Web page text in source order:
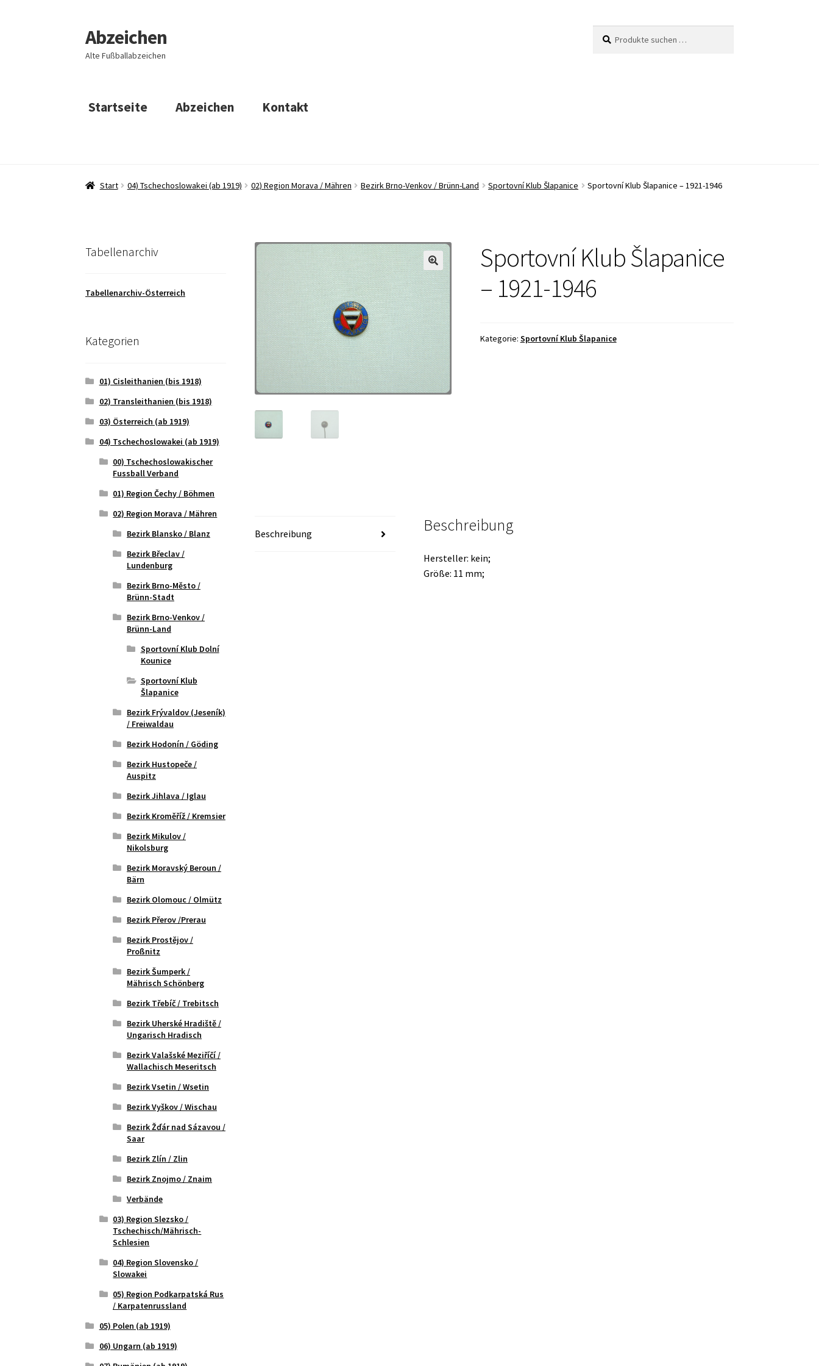
Zur
Navigation
springen
Zum
Inhalt
springen
Abzeichen
Alte Fußballabzeichen
nach:
Startseite Abzeichen Kontakt
Start 04) Tschechoslowakei (ab 1919) 02) Region Morava / Mähren Bezirk Brno-Venkov / Brünn-Land Sportovní Klub Šlapanice Sportovní Klub Šlapanice – 1921-1946
Sportovní Klub Šlapanice
– 1921-1946
Kategorie: Sportovní Klub Šlapanice
Beschreibung Beschreibung
Hersteller: kein;
Größe: 11 mm;
Tabellenarchiv
Tabellenarchiv-Österreich
Kategorien
01) Cisleithanien (bis 1918)
02) Transleithanien (bis 1918)
03) Österreich (ab 1919)
04) Tschechoslowakei (ab 1919)
00) Tschechoslowakischer
Fussball Verband
01) Region Čechy / Böhmen
02) Region Morava / Mähren
Bezirk Blansko / Blanz
Bezirk Břeclav /
Lundenburg
Bezirk Brno-Město /
Brünn-Stadt
Bezirk Brno-Venkov /
Brünn-Land
Sportovní Klub Dolní
Kounice
Sportovní Klub
Šlapanice
Bezirk Frývaldov (Jeseník)
/ Freiwaldau
Bezirk Hodonín / Göding
Bezirk Hustopeče /
Auspitz
Bezirk Jihlava / Iglau
Bezirk Kroměříž / Kremsier
Bezirk Mikulov /
Nikolsburg
Bezirk Moravský Beroun /
Bärn
Bezirk Olomouc / Olmütz
Bezirk Přerov /Prerau
Bezirk Prostějov /
Proßnitz
Bezirk Šumperk /
Mährisch Schönberg
Bezirk Třebíč / Trebitsch
Bezirk Uherské Hradiště /
Ungarisch Hradisch
Bezirk Valašské Meziříčí /
Wallachisch Meseritsch
Bezirk Vsetin / Wsetin
Bezirk Vyškov / Wischau
Bezirk Žďár nad Sázavou /
Saar
Bezirk Zlín / Zlin
Bezirk Znojmo / Znaim
Verbände
03) Region Slezsko /
Tschechisch/Mährisch-
Schlesien
04) Region Slovensko /
Slowakei
05) Region Podkarpatská Rus
/ Karpatenrussland
05) Polen (ab 1919)
06) Ungarn (ab 1919)